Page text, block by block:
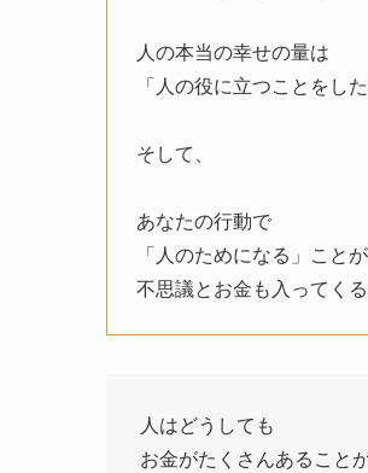
人の本当の幸せの量は
「人の役に立つことをした
そして、
あなたの行動で
「人のためになる」こと
不思議とお金も入ってくる
人はどうしても
お金がたくさんあること